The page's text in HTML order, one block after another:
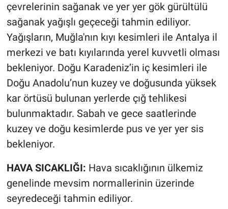
çevrelerinin sağanak ve yer yer gök gürültülü
sağanak yağışlı geçeceği tahmin ediliyor.
Yağışların, Muğla'nın kıyı kesimleri ile Antalya il
merkezi ve batı kıyılarında yerel kuvvetli olması
bekleniyor. Doğu Karadeniz’in iç kesimleri ile
Doğu Anadolu’nun kuzey ve doğusunda yüksek
kar örtüsü bulunan yerlerde çığ tehlikesi
bulunmaktadır. Sabah ve gece saatlerinde
kuzey ve doğu kesimlerde pus ve yer yer sis
bekleniyor.
HAVA SICAKLIĞI: Hava sıcaklığının ülkemiz
genelinde mevsim normallerinin üzerinde
seyredeceği tahmin ediliyor.